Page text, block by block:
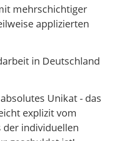
mehrschichtiger
applizierten
in Deutschland
Unikat - das
explizit vom
individuellen